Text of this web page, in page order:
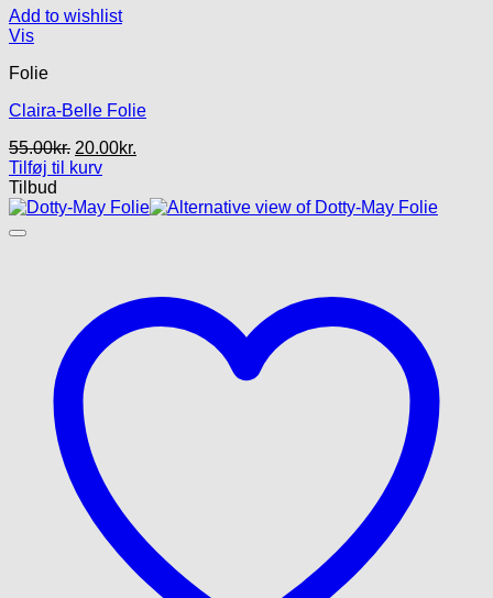
Add to wishlist
Vis
Folie
Claira-Belle Folie
55.00kr. Den
oprindelige
var:
20.00kr.
er:
Tilføj til kurv
Tilbud